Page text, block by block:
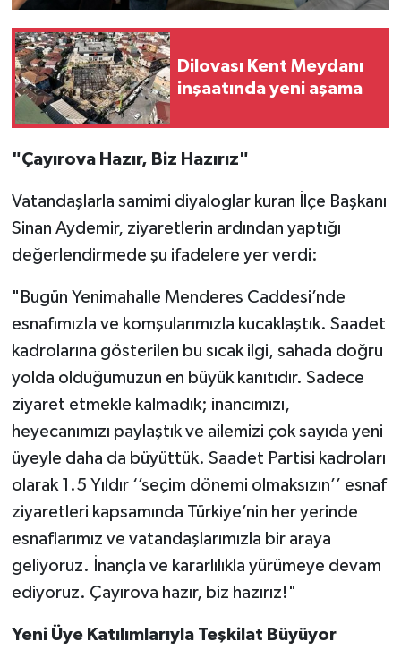
Dilovası Kent Meydanı
inşaatında yeni aşama
"Çayırova Hazır, Biz Hazırız"
Vatandaşlarla samimi diyaloglar kuran İlçe Başkanı
Sinan Aydemir, ziyaretlerin ardından yaptığı
değerlendirmede şu ifadelere yer verdi:
"Bugün Yenimahalle Menderes Caddesi’nde
esnafımızla ve komşularımızla kucaklaştık. Saadet
kadrolarına gösterilen bu sıcak ilgi, sahada doğru
yolda olduğumuzun en büyük kanıtıdır. Sadece
ziyaret etmekle kalmadık; inancımızı,
heyecanımızı paylaştık ve ailemizi çok sayıda yeni
üyeyle daha da büyüttük. Saadet Partisi kadroları
olarak 1.5 Yıldır ‘’seçim dönemi olmaksızın’’ esnaf
ziyaretleri kapsamında Türkiye’nin her yerinde
esnaflarımız ve vatandaşlarımızla bir araya
geliyoruz. İnançla ve kararlılıkla yürümeye devam
ediyoruz. Çayırova hazır, biz hazırız!"
Yeni Üye Katılımlarıyla Teşkilat Büyüyor